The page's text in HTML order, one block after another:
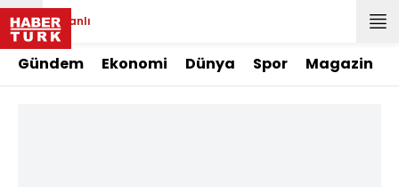
Canlı
Gündem Ekonomi Dünya Spor Magazin